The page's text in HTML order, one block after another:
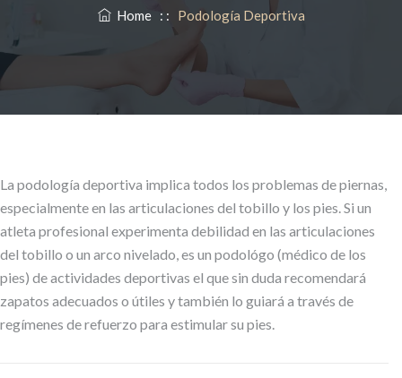
Home: : Podología Deportiva
La podología deportiva implica todos los problemas de piernas,
especialmente en las articulaciones del tobillo y los pies. Si un
atleta profesional experimenta debilidad en las articulaciones
del tobillo o un arco nivelado, es un podológo (médico de los
pies) de actividades deportivas el que sin duda recomendará
zapatos adecuados o útiles y también lo guiará a través de
regímenes de refuerzo para estimular su pies.